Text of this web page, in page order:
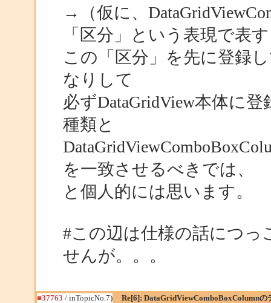
→（仮に、
「区分」という表現で表
この「区分」を先に登録
なりして
必ずDataGridView本体に
種類と
を一致させるべきでは、
と個人的には思います。
#この辺は仕様の話につ
せんが。。。
■37763 / inTopicNo.7) Re[6]: DataGridViewComboBoxColumnの